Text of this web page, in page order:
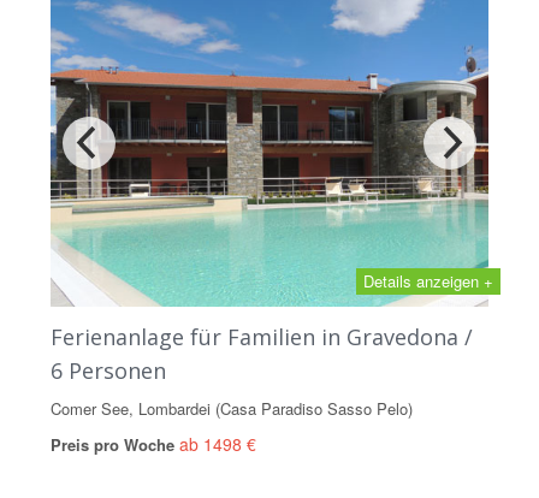
Details anzeigen +
Ferienanlage für Familien in Gravedona /
6 Personen
Comer See, Lombardei (Casa Paradiso Sasso Pelo)
Preis pro Woche ab 1498 €